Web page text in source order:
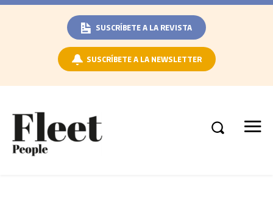
SUSCRÍBETE A LA REVISTA
SUSCRÍBETE A LA NEWSLETTER